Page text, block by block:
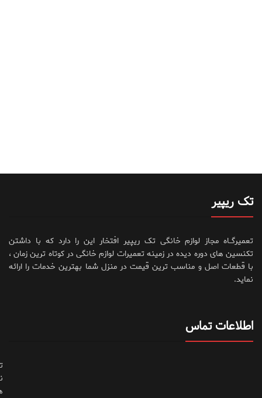
تک ریپیر
تعمیرگــاه مجاز لوازم خانگی تک ریپیر افتخار این را دارد که با داشتن
تکنسین های دوره دیده در زمینه تعمیرات لوازم خانگی در کوتاه ترین زمان ،
با قطعات اصل و مناسب ترین قیمت در منزل شما بهترین خدمات را ارائه
نماید.
اطلاعات تماس